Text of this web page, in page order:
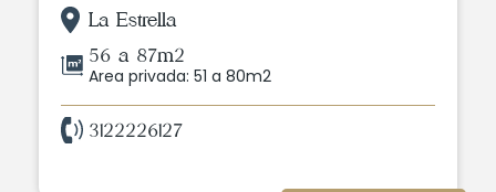
La Estrella
56 a 87m2
Area privada: 51 a 80m2
3122226127